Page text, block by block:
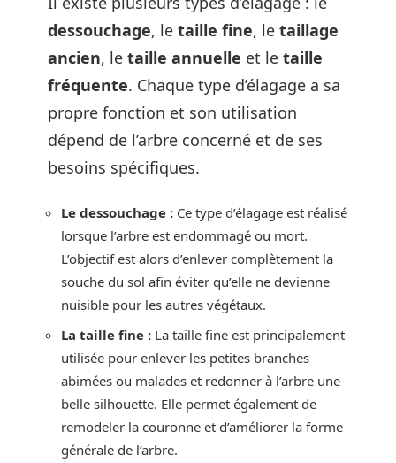
dessouchage, le taille fine, le taillage
ancien, le taille annuelle et le taille
fréquente. Chaque type d’élagage a sa
propre fonction et son utilisation
dépend de l’arbre concerné et de ses
besoins spécifiques.
Le dessouchage : Ce type d’élagage est réalisé
lorsque l’arbre est endommagé ou mort.
L’objectif est alors d’enlever complètement la
souche du sol afin éviter qu’elle ne devienne
nuisible pour les autres végétaux.
La taille fine : La taille fine est principalement
utilisée pour enlever les petites branches
abimées ou malades et redonner à l’arbre une
belle silhouette. Elle permet également de
remodeler la couronne et d’améliorer la forme
générale de l’arbre.